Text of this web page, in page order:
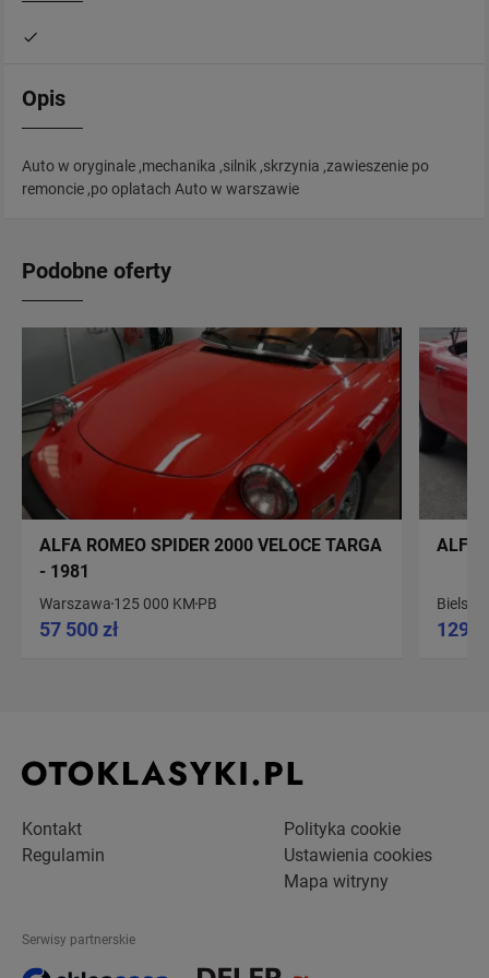
Opis
Auto w oryginale ,mechanika ,silnik ,skrzynia ,zawieszenie po
remoncie ,po oplatach Auto w warszawie
Podobne oferty
ALFA ROMEO SPIDER 2000 VELOCE TARGA
- 1981
Warszawa 125 000 KM PB
57 500 zł
ALFA
129
Kontakt
Regulamin
Polityka cookie
Ustawienia cookies
Mapa witryny
Serwisy partnerskie